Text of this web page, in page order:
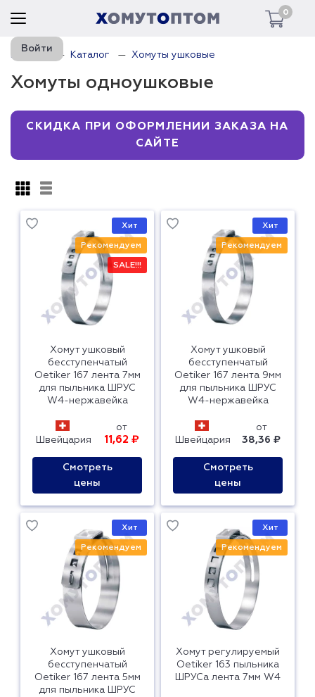
0
Войти
Главная Каталог Хомуты ушковые
Хомуты одноушковые
СКИДКА ПРИ ОФОРМЛЕНИИ ЗАКАЗА НА
САЙТЕ
Хит
Рекомендуем
SALE!!!
Хомут ушковый
бесступенчатый
Oetiker 167 лента 7мм
для пыльника ШРУС
W4-нержавейка
Швейцария
от
11,62 ₽
Смотреть
цены
Хит
Рекомендуем
Хомут ушковый
бесступенчатый
Oetiker 167 лента 9мм
для пыльника ШРУС
W4-нержавейка
Швейцария
от
38,36 ₽
Смотреть
цены
Хит
Рекомендуем
Хомут ушковый
бесступенчатый
Oetiker 167 лента 5мм
для пыльника ШРУС
Хит
Рекомендуем
Хомут регулируемый
Oetiker 163 пыльника
ШРУСа лента 7мм W4